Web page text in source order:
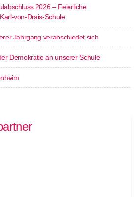
2026 – Feierliche
von-Drais-Schule
Jahrgang verabschiedet sich
Demokratie an unserer Schule